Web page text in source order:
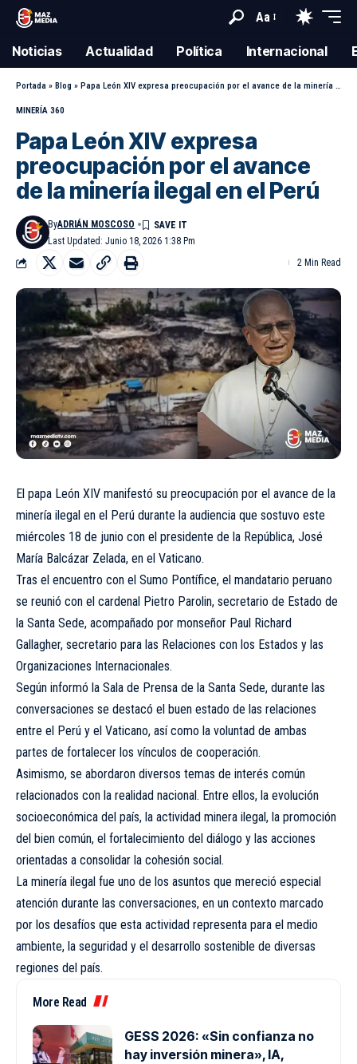
Aa
Noticias Actualidad Política Internacional
Portada » Blog » Papa León XIV expresa preocupación por el avance de la minería ilegal en el Perú
MINERÍA 360
Papa León XIV expresa
preocupación por el avance
de la minería ilegal en el Perú
Last Updated: Junio 18, 2026 1:38 Pm
ByADRIÁN MOSCOSO
2 Min Read
El papa León XIV manifestó su preocupación por el avance de la
minería ilegal en el Perú durante la audiencia que sostuvo este
miércoles 18 de junio con el presidente de la República, José
María Balcázar Zelada, en el Vaticano.
Tras el encuentro con el Sumo Pontífice, el mandatario peruano
se reunió con el cardenal Pietro Parolin, secretario de Estado de
la Santa Sede, acompañado por monseñor Paul Richard
Gallagher, secretario para las Relaciones con los Estados y las
Organizaciones Internacionales.
Según informó la Sala de Prensa de la Santa Sede, durante las
conversaciones se destacó el buen estado de las relaciones
entre el Perú y el Vaticano, así como la voluntad de ambas
partes de fortalecer los vínculos de cooperación.
Asimismo, se abordaron diversos temas de interés común
relacionados con la realidad nacional. Entre ellos, la evolución
socioeconómica del país, la actividad minera ilegal, la promoción
del bien común, el fortalecimiento del diálogo y las acciones
orientadas a consolidar la cohesión social.
La minería ilegal fue uno de los asuntos que mereció especial
atención durante las conversaciones, en un contexto marcado
por los desafíos que esta actividad representa para el medio
ambiente, la seguridad y el desarrollo sostenible de diversas
regiones del país.
More Read
GESS 2026: «Sin confianza no
hay inversión minera», IA,